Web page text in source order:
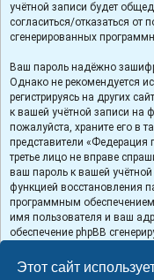
Этот сайт
учётной записи будет
согласиться/отказаться от
сгенерированных
Ваш пароль надёжно
Однако не рекомендуется
регистрируясь на других
к вашей учётной записи на
пожалуйста, храните его в
представители «Федерация
третье лицо не вправе
ваш пароль к вашей
функцией восстановления
программным
имя пользователя и ваш
обеспечение phpBB